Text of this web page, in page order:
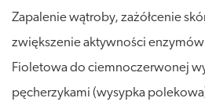
Zapalenie wątroby, zażółcenie
zwiększenie aktywności
Fioletowa do ciemnoczerwonej
pęcherzykami (wysypka